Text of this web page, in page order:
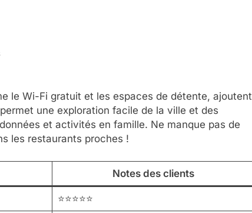
le Wi-Fi gratuit et les espaces de détente, ajoutent
une exploration facile de la ville et des
et activités en famille. Ne manque pas de
les restaurants proches !
Notes des clients
⭐⭐⭐⭐⭐